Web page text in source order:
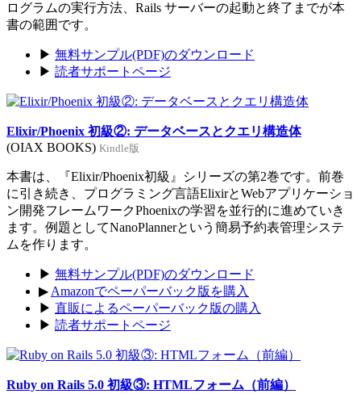
ログラムの実行方法、Rails サーバーの起動と終了までが本
書の範囲です。
▶ 無料サンプル(PDF)のダウンロード
▶ 読者サポートページ
Elixir/Phoenix 初級②: データベースとクエリ構造体
(OIAX BOOKS) Kindle版
本書は、『Elixir/Phoenix初級』シリーズの第2巻です。前巻
に引き続き、プログラミング言語ElixirとWebアプリケーショ
ン開発フレームワークPhoenixの学習を並行的に進めていき
ます。例題としてNanoPlannerという簡易予約表管理システ
ムを作ります。
▶ 無料サンプル(PDF)のダウンロード
▶ Amazonでペーパーバック版を購入
▶ 直販によるペーパーバック版の購入
▶ 読者サポートページ
Ruby on Rails 5.0 初級③: HTMLフォーム（前編）